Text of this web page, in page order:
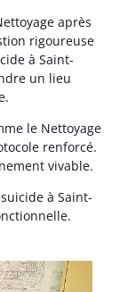
après
rigoureuse
à Saint-
un lieu
le Nettoyage
renforcé.
vivable.
à Saint-